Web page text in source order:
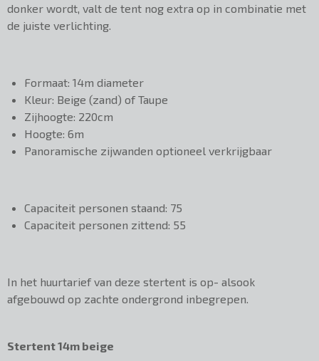
donker wordt, valt de tent nog extra op in combinatie met
de juiste verlichting.
Formaat: 14m diameter
Kleur: Beige (zand) of Taupe
Zijhoogte: 220cm
Hoogte: 6m
Panoramische zijwanden optioneel verkrijgbaar
Capaciteit personen staand: 75
Capaciteit personen zittend: 55
In het huurtarief van deze stertent is op- alsook
afgebouwd op zachte ondergrond inbegrepen.
Stertent 14m beige